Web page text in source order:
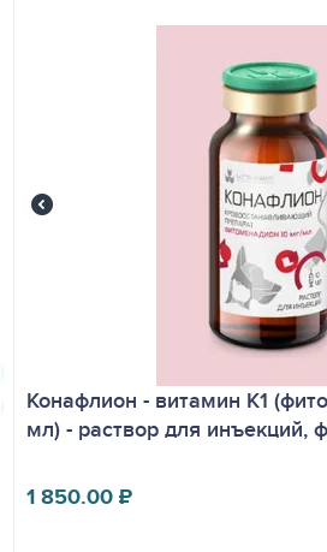
Конафлион - витамин К1
мл) - раствор для инъекций,
1 850.00₽